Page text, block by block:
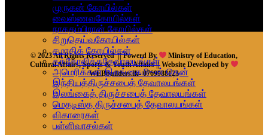
முருகன் கோயில்கள்
வைஸ்ணவகோயில்கள்
நாகதம்பிரான் கோயில்கள்
சிறுதெய்வகோயில்கள்
சமாதிக் கோயில்கள்
கத்தோலிக்கதேவாலயங்கள்
அமெரிக்கன் இலங்கைமி~ன் தென்
இந்தியத்திருச்சபைத் தேவாலயங்கள்
இலங்கைத் திருச்சபைத் தேவாலயங்கள்
மெதடிஸ்த திருச்சபைத் தேவாலயங்கள்
விகாரைகள்
பள்ளிவாசல்கள்
© 2023 All Rights Reserved || Powerd By
Ministry of Education,
Cultural Affairs, Sports & Youth Affairs || Website Developed by
WEBbuilders.lk- 0769988123